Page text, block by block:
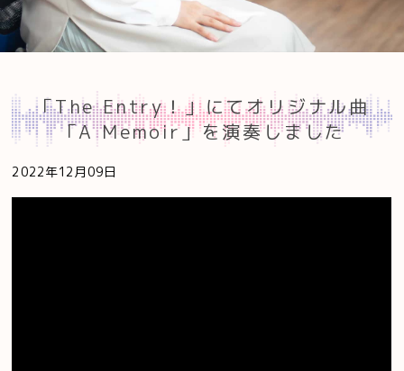
「The Entry！」にてオリジナル曲
「A Memoir」を演奏しました
2022年12月09日